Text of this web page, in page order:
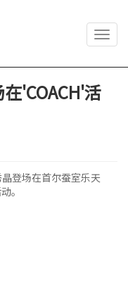
'COACH'活
登场在首尔蚕室乐天
。